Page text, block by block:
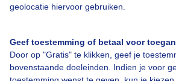
geolocatie hiervoor gebruiken.
Geef toestemming of betaal voor
Door op "Gratis" te klikken, geef je
bovenstaande doeleinden. Indien je voor
Bedrijfsgegevens
Contact
Toegankelijkheid